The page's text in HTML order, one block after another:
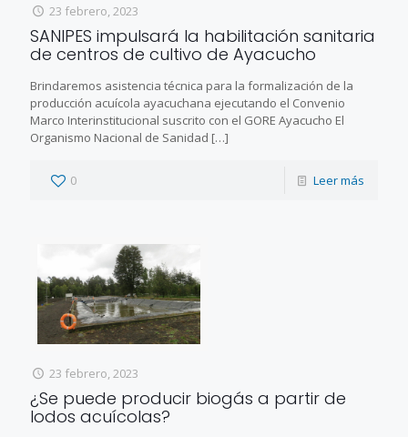
23 febrero, 2023
SANIPES impulsará la habilitación sanitaria
de centros de cultivo de Ayacucho
Brindaremos asistencia técnica para la formalización de la
producción acuícola ayacuchana ejecutando el Convenio
Marco Interinstitucional suscrito con el GORE Ayacucho El
Organismo Nacional de Sanidad […]
0 Leer más
23 febrero, 2023
¿Se puede producir biogás a partir de
lodos acuícolas?